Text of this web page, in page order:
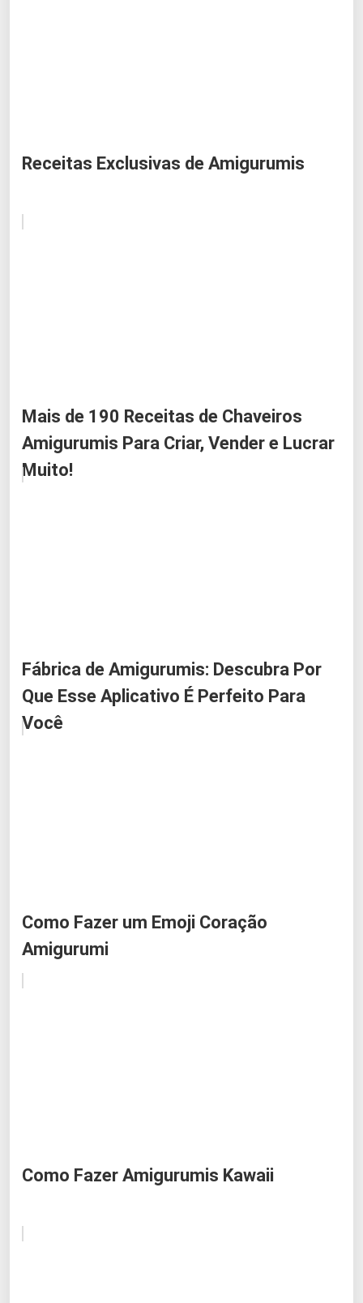
Receitas Exclusivas de Amigurumis
Mais de 190 Receitas de Chaveiros
Amigurumis Para Criar, Vender e Lucrar
Muito!
Fábrica de Amigurumis: Descubra Por
Que Esse Aplicativo É Perfeito Para
Você
Como Fazer um Emoji Coração
Amigurumi
Como Fazer Amigurumis Kawaii